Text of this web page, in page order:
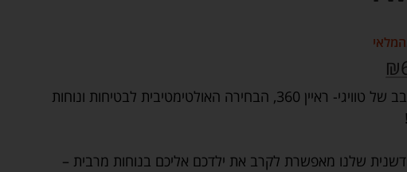
₪
כיסא הבטיחות המסתובב של טוויגי- ראיין 360, הבחירה האולטימטיבית לבטיחות ונוחות
שלנו מאפשרת לקרב את ילדכם אליכם בנוחות מרבית –